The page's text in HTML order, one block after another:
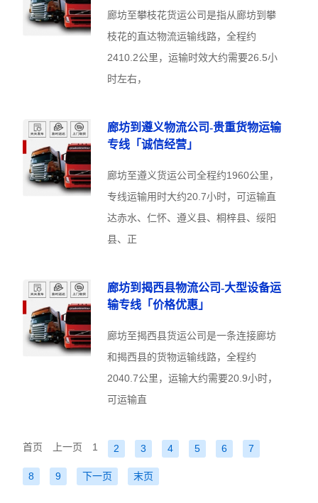
廊坊至攀枝花货运公司是指从廊坊到攀
枝花的直达物流运输线路，全程约
2410.2公里，运输时效大约需要26.5小
时左右，
廊坊到遵义物流公司-贵重货物运输
专线「诚信经营」
廊坊至遵义货运公司全程约1960公里，
专线运输用时大约20.7小时，可运输直
达赤水、仁怀、遵义县、桐梓县、绥阳
县、正
廊坊到揭西县物流公司-大型设备运
输专线「价格优惠」
廊坊至揭西县货运公司是一条连接廊坊
和揭西县的货物运输线路，全程约
2040.7公里，运输大约需要20.9小时，
可运输直
首页 上一页 1 2 3 4 5 6 7
8 9 下一页 末页